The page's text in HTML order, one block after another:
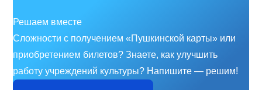
Решаем вместе
Сложности с получением «Пушкинской карты» или
приобретением билетов? Знаете, как улучшить
работу учреждений культуры? Напишите — решим!